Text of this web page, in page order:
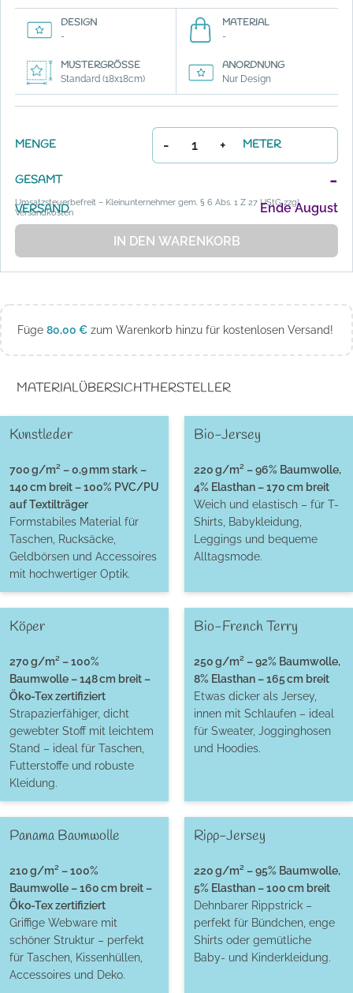
DESIGN
-
MATERIAL
-
MUSTERGRÖSSE
Standard (18x18cm)
ANORDNUNG
Nur Design
MENGE - + METER
GESAMT -
Umsatzsteuerbefreit – Kleinunternehmer gem. § 6 Abs. 1 Z 27 UStG zzgl.
Versandkosten
VERSAND Ende August
IN DEN WARENKORB
Füge 80,00 € zum Warenkorb hinzu für kostenlosen Versand!
MATERIALÜBERSICHTHERSTELLER
Kunstleder
700 g/m² – 0,9 mm stark –
140 cm breit – 100% PVC/PU
auf Textilträger
Formstabiles Material für
Taschen, Rucksäcke,
Geldbörsen und Accessoires
mit hochwertiger Optik.
Bio-Jersey
220 g/m² – 96% Baumwolle,
4% Elasthan – 170 cm breit
Weich und elastisch – für T-
Shirts, Babykleidung,
Leggings und bequeme
Alltagsmode.
Köper
270 g/m² – 100%
Baumwolle – 148 cm breit –
Öko-Tex zertifiziert
Strapazierfähiger, dicht
gewebter Stoff mit leichtem
Stand – ideal für Taschen,
Futterstoffe und robuste
Kleidung.
Bio-French Terry
250 g/m² – 92% Baumwolle,
8% Elasthan – 165 cm breit
Etwas dicker als Jersey,
innen mit Schlaufen – ideal
für Sweater, Jogginghosen
und Hoodies.
Panama Baumwolle
210 g/m² – 100%
Baumwolle – 160 cm breit –
Öko-Tex zertifiziert
Griffige Webware mit
schöner Struktur – perfekt
für Taschen, Kissenhüllen,
Accessoires und Deko.
Ripp-Jersey
220 g/m² – 95% Baumwolle,
5% Elasthan – 100 cm breit
Dehnbarer Rippstrick –
perfekt für Bündchen, enge
Shirts oder gemütliche
Baby- und Kinderkleidung.